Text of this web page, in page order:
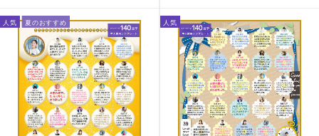
人気 夏のおすすめ 人気